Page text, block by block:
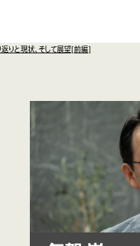
りと現状、そして展望[前編]